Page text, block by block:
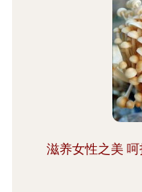
滋养女性之美